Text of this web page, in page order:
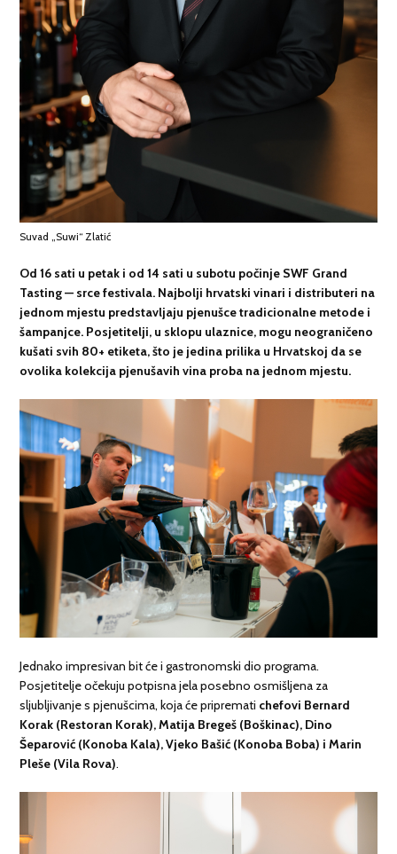
Suvad „Suwi“ Zlatić
Od 16 sati u petak i od 14 sati u subotu počinje SWF Grand
Tasting— srce festivala. Najbolji hrvatski vinari i distributeri na
jednom mjestu predstavljaju pjenušce tradicionalne metode i
šampanjce. Posjetitelji, u sklopu ulaznice, mogu neograničeno
kušati svih 80+ etiketa, što je jedina prilika u Hrvatskoj da se
ovolika kolekcija pjenušavih vina proba na jednom mjestu.
Jednako impresivan bit će i gastronomski dio programa.
Posjetitelje očekuju potpisna jela posebno osmišljena za
sljubljivanje s pjenušcima, koja će pripremati chefovi Bernard
Korak (Restoran Korak), Matija Bregeš (Boškinac), Dino
Šeparović (Konoba Kala), Vjeko Bašić (Konoba Boba) i Marin
Pleše (Vila Rova).